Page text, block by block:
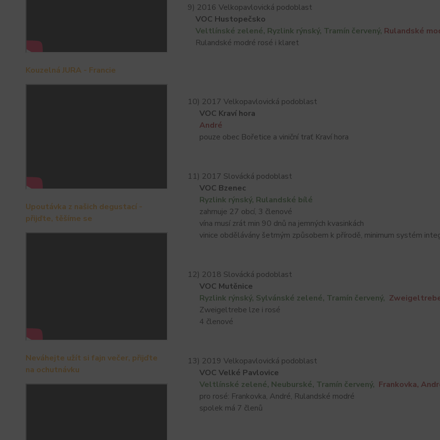
Kouzelná JURA - Francie
Upoutávka z našich degustací -
přijďte, těšíme se
Neváhejte užít si fajn večer, přijďte
na ochutnávku
9) 2016 Velkopavlovická podoblast
VOC Hustopečsko
Veltlínské zelené, Ryzlink rýnský, Tramín červený, Rulandské
Rulandské modré rosé i klaret
10) 2017 Velkopavlovická podoblast
VOC Kraví hora
André
pouze obec Bořetice a viniční trať Kraví hora
11) 2017 Slovácká podoblast
VOC Bzenec
Ryzlink rýnský, Rulandské bílé
zahrnuje 27 obcí, 3 členové
vína musí zrát min 90 dnů na jemných kvasinkách
vinice obdělávány šetrným způsobem k přírodě, minimum systém
12) 2018 Slovácká podoblast
VOC Mutěnice
Ryzlink rýnský, Sylvánské zelené, Tramín červený,
Zweigeltrebe lze i rosé
4 členové
13) 2019 Velkopavlovická podoblast
VOC Velké Pavlovice
Veltlínské zelené, Neuburské, Tramín červený, Frankovka,
pro rosé: Frankovka, André, Rulandské modré
spolek má 7 členů